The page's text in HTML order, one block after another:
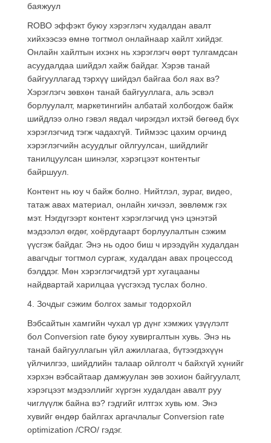
баяжуул
ROBO эффэкт буюу хэрэглэгч худалдан авалт
хийхээсээ өмнө тогтмол онлайнаар хайлт хийдэг.
Онлайн хайлтын ихэнх нь хэрэглэгч өөрт тулгамдсан
асуудалдаа шийдэл хайж байдаг. Хэрэв танай
байгууллагад тэрхүү шийдэл байгаа бол яах вэ?
Хэрэглэгч зөвхөн танай байгууллага, аль эсвэл
борлуулалт, маркетингийн албатай холбогдож байж
шийдлээ олно гэвэл явдал чирэгдэл ихтэй бөгөөд бүх
хэрэглэгчид тэгж чадахгүй. Тиймээс цахим орчинд
хэрэглэгчийн асуудлыг ойлгуулсан, шийдлийг
танилцуулсан шинэлэг, хэрэгцээт контентыг
байршуул.
Контент нь юу ч байж болно. Нийтлэл, зураг, видео,
татаж авах материал, онлайн хичээл, зөвлөмж гэх
мэт. Нэгдүгээрт контент хэрэглэгчид үнэ цэнэтэй
мэдээлэл өгдөг, хоёрдугаарт борлуулалтын сэжим
үүсгэж байдаг. Энэ нь одоо биш ч ирээдүйн худалдан
авагчдыг тогтмол сургаж, худалдан авах процессод
бэлддэг. Мөн хэрэглэгчидтэй урт хугацааны
найдвартай харилцаа үүсгэхэд туслах болно.
4. Зочдыг сэжим болгох замыг тодорхойл
Вэбсайтын хамгийн чухал үр дүнг хэмжих үзүүлэлт
бол Conversion rate буюу хувиргалтын хувь. Энэ нь
танай байгууллагын үйл ажиллагаа, бүтээгдэхүүн
үйлчилгээ, шийдлийн талаар ойлголт ч байхгүй хүнийг
хэрхэн вэбсайтаар дамжуулан зөв зохион байгуулалт,
хэрэгцээт мэдээллийг хүргэн худалдан авалт руу
чиглүүлж байна вэ? гэдгийг илтгэх хувь юм. Энэ
хувийг өндөр байлгах аргачлалыг Conversion rate
optimization /CRO/ гэдэг.